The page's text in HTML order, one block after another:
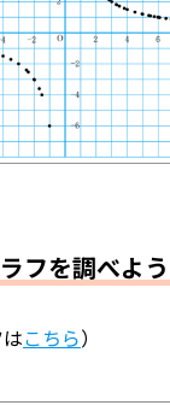
フを調べよう
こちら）